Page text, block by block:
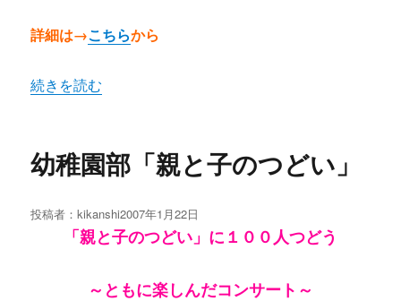
詳細は→こちらから
“迫る「センセのがっこ。」全国版 in 京都” の
続きを読む
幼稚園部「親と子のつどい」
投稿者：kikanshi投
稿
2007年1月22日
「親と子のつどい」に１００人つどう
～ともに楽しんだコンサート～